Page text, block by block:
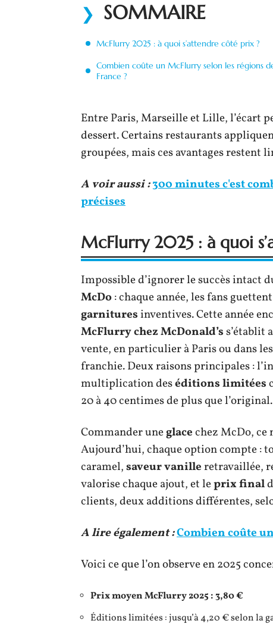
SOMMAIRE
McFlurry 2025 : à quoi s’attendre côté prix ?
Combien coûte un McFlurry selon les régions
France ?
Entre Paris, Marseille et Lille, l’écart
dessert. Certains restaurants
groupées, mais ces avantages restent
A voir aussi :300 minutes c'est
précises
McFlurry 2025 : à quoi
Impossible d’ignorer le succès intact
McDo: chaque année, les fans
garnituresinventives. Cette année
McFlurry chez McDonald’ss’établit
vente, en particulier à Paris ou dans
franchie. Deux raisons principales :
multiplication deséditions limitées
20 à 40 centimes de plus que l’original.
Commander uneglacechez McDo, ce
Aujourd’hui, chaque option compte :
caramel,saveur vanilleretravaillée,
valorise chaque ajout, et leprix final
clients, deux additions différentes,
A lire également :Combien coûte
Voici ce que l’on observe en 2025
Prix moyen McFlurry 2025 : 3,80 €
Éditions limitées : jusqu’à 4,20 € selon la